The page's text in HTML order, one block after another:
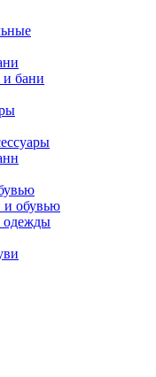
бани
и обувью
одежды